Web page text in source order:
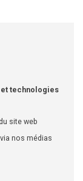
et technologies
site web
nos médias